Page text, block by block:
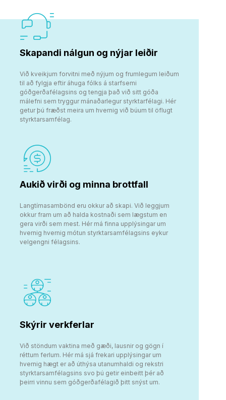
Skapandi nálgun og nýjar leiðir
Við kveikjum forvitni með nýjum og frumlegum leiðum
til að fylgja eftir áhuga fólks á starfsemi
góðgerðafélagsins og tengja það við sitt góða
málefni sem tryggur mánaðarlegur styrktarfélagi. Hér
getur þú fræðst meira um hvernig við búum til öflugt
styrktarsamfélag.
Aukið virði og minna brottfall
Langtímasambönd eru okkur að skapi. Við leggjum
okkur fram um að halda kostnaði sem lægstum en
gera virði sem mest. Hér má finna upplýsingar um
hvernig hvernig mótun styrktarsamfélagsins eykur
velgengni félagsins.
Skýrir verkferlar
Við stöndum vaktina með gæði, lausnir og gögn í
réttum ferlum. Hér má sjá frekari upplýsingar um
hvernig hægt er að úthýsa utanumhaldi og rekstri
styrktarsamfélagsins svo þú getir einbeitt þér að
þeirri vinnu sem góðgerðafélagið þitt snýst um.